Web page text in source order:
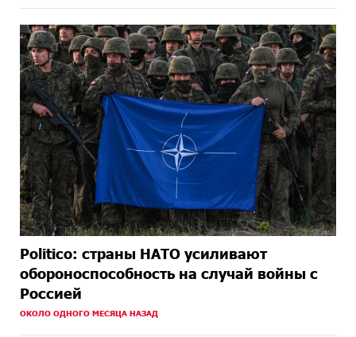
Politico: страны НАТО усиливают
обороноспособность на случай войны с
Россией
ОКОЛО ОДНОГО МЕСЯЦА НАЗАД